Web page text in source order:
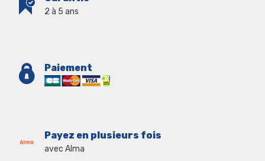
2 à 5 ans
Paiement
Payez en plusieurs fois
avec Alma